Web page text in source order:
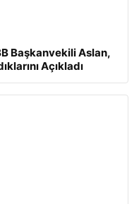
Başkanvekili Aslan,
Açıkladı